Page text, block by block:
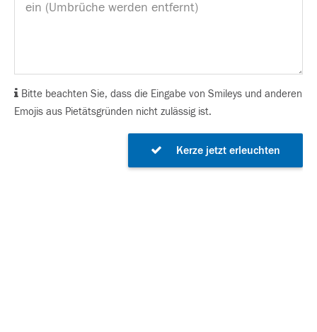
Bitte beachten Sie, dass die Eingabe von Smileys und anderen
Emojis aus Pietätsgründen nicht zulässig ist.
Kerze jetzt erleuchten